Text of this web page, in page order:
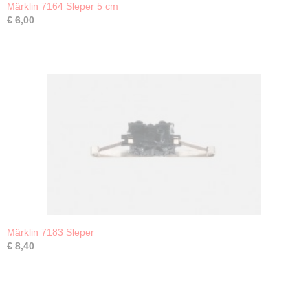
Märklin 7164 Sleper 5 cm
€ 6,00
Märklin 7183 Sleper
€ 8,40